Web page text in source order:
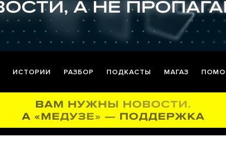
ИСТОРИИ РАЗБОР ПОДКАСТЫ МАГАЗ